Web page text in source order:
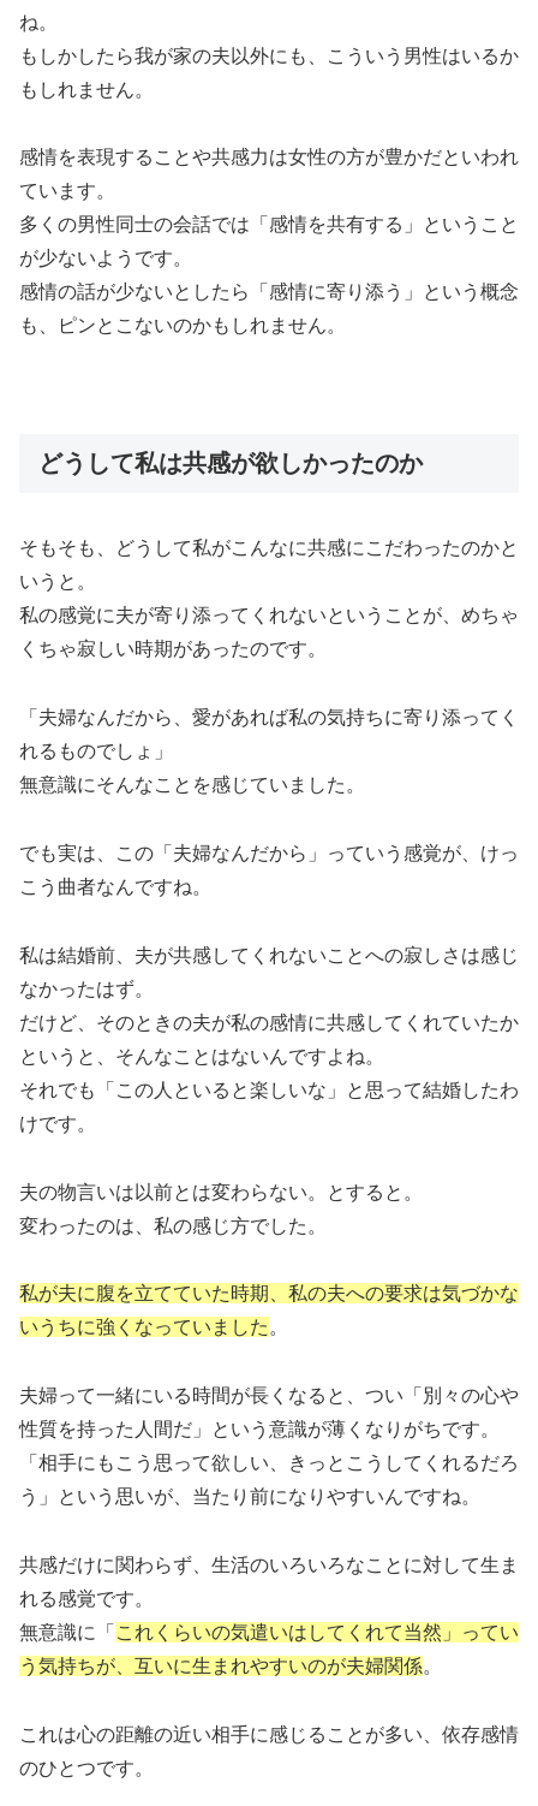
ね。
もしかしたら我が家の夫以外にも、こういう男性はいるか
もしれません。
感情を表現することや共感力は女性の方が豊かだといわれ
ています。
多くの男性同士の会話では「感情を共有する」ということ
が少ないようです。
感情の話が少ないとしたら「感情に寄り添う」という概念
も、ピンとこないのかもしれません。
どうして私は共感が欲しかったのか
そもそも、どうして私がこんなに共感にこだわったのかと
いうと。
私の感覚に夫が寄り添ってくれないということが、めちゃ
くちゃ寂しい時期があったのです。
「夫婦なんだから、愛があれば私の気持ちに寄り添ってく
れるものでしょ」
無意識にそんなことを感じていました。
でも実は、この「夫婦なんだから」っていう感覚が、けっ
こう曲者なんですね。
私は結婚前、夫が共感してくれないことへの寂しさは感じ
なかったはず。
だけど、そのときの夫が私の感情に共感してくれていたか
というと、そんなことはないんですよね。
それでも「この人といると楽しいな」と思って結婚したわ
けです。
夫の物言いは以前とは変わらない。とすると。
変わったのは、私の感じ方でした。
私が夫に腹を立てていた時期、私の夫への要求は気づかな
いうちに強くなっていました 。
夫婦って一緒にいる時間が長くなると、つい「別々の心や
性質を持った人間だ」という意識が薄くなりがちです。
「相手にもこう思って欲しい、きっとこうしてくれるだろ
う」という思いが、当たり前になりやすいんですね。
共感だけに関わらず、生活のいろいろなことに対して生ま
れる感覚です。
無意識に「 これくらいの気遣いはしてくれて当然」ってい
う気持ちが、互いに生まれやすいのが夫婦関係。
これは心の距離の近い相手に感じることが多い、依存感情
のひとつです。